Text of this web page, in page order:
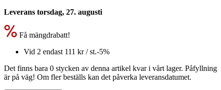
Leverans torsdag, 27. augusti
Få mängdrabatt!
Vid 2 endast 111 kr/ st.-5%
Det finns bara 0 stycken av denna artikel kvar i vårt lager. Påfyllning
är på väg! Om fler beställs kan det påverka leveransdatumet.